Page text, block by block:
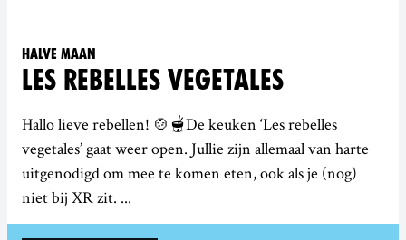
Halve Maan
LES REBELLES VEGETALES
Hallo lieve rebellen! 🍲🫕De keuken ‘Les rebelles
vegetales’ gaat weer open. Jullie zijn allemaal van harte
uitgenodigd om mee te komen eten, ook als je (nog)
niet bij XR zit. ...